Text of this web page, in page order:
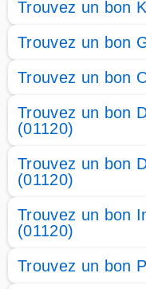
Trouvez un bon
Trouvez un bon
Trouvez un bon
Trouvez un bon
(01120)
Trouvez un bon
(01120)
Trouvez un bon
(01120)
Trouvez un bon